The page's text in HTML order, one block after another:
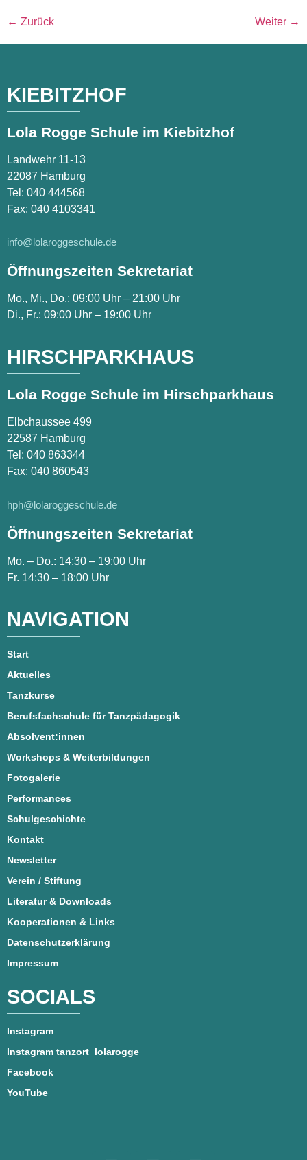
← Zurück Weiter →
KIEBITZHOF
Lola Rogge Schule im Kiebitzhof
Landwehr 11-13
22087 Hamburg
Tel: 040 444568
Fax: 040 4103341
info@lolaroggeschule.de
Öffnungszeiten Sekretariat
Mo., Mi., Do.: 09:00 Uhr – 21:00 Uhr
Di., Fr.: 09:00 Uhr – 19:00 Uhr
HIRSCHPARKHAUS
Lola Rogge Schule im Hirschparkhaus
Elbchaussee 499
22587 Hamburg
Tel: 040 863344
Fax: 040 860543
hph@lolaroggeschule.de
Öffnungszeiten Sekretariat
Mo. – Do.: 14:30 – 19:00 Uhr
Fr. 14:30 – 18:00 Uhr
NAVIGATION
Start
Aktuelles
Tanzkurse
Berufsfachschule für Tanzpädagogik
Absolvent:innen
Workshops & Weiterbildungen
Fotogalerie
Performances
Schulgeschichte
Kontakt
Newsletter
Verein / Stiftung
Literatur & Downloads
Kooperationen & Links
Datenschutzerklärung
Impressum
SOCIALS
Instagram
Instagram tanzort_lolarogge
Facebook
YouTube